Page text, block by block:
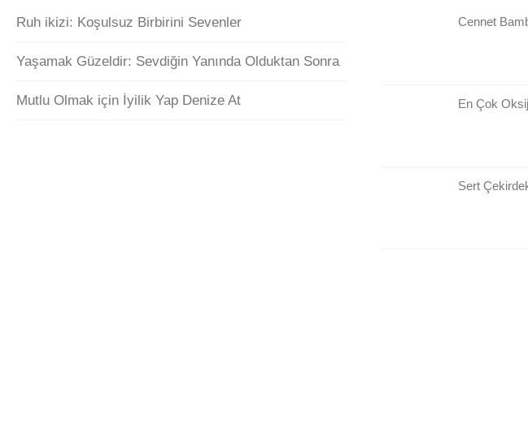
Ruh ikizi: Koşulsuz Birbirini Sevenler
Yaşamak Güzeldir: Sevdiğin Yanında Olduktan Sonra
Mutlu Olmak için İyilik Yap Denize At
Cennet
En Çok
Sert